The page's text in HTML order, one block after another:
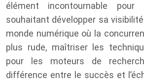
élément incontournable pour
souhaitant développer sa
monde numérique où la
plus rude, maîtriser les
pour les moteurs de
différence entre le succès et